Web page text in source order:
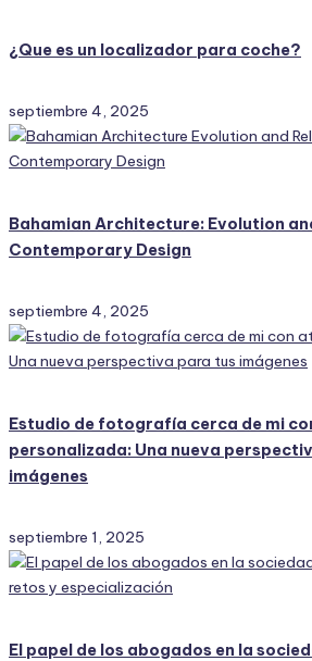
¿Que es un localizador para coche?
septiembre 4, 2025
Bahamian Architecture: Evolution
Contemporary Design
septiembre 4, 2025
Estudio de fotografía cerca de mi
personalizada: Una nueva
imágenes
septiembre 1, 2025
El papel de los abogados en la